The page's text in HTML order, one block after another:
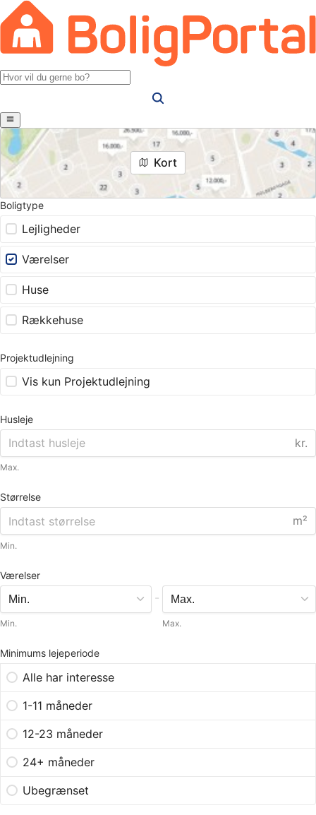
Kort
Boligtype
Lejligheder
Værelser
Huse
Rækkehuse
Projektudlejning
Vis kun Projektudlejning
Husleje
kr.
Max.
Størrelse
m²
Min.
Værelser
Min.
-
Max.
Minimums lejeperiode
Alle har interesse
1-11 måneder
12-23 måneder
24+ måneder
Ubegrænset